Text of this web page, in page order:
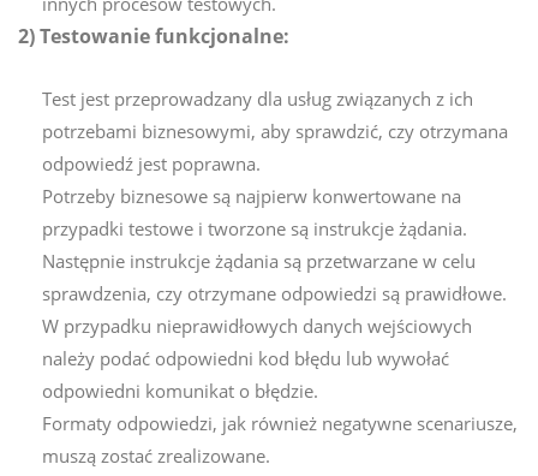
2) Testowanie funkcjonalne:
Test jest przeprowadzany dla usług związanych z ich
potrzebami biznesowymi, aby sprawdzić, czy otrzymana
odpowiedź jest poprawna.
Potrzeby biznesowe są najpierw konwertowane na
przypadki testowe i tworzone są instrukcje żądania.
Następnie instrukcje żądania są przetwarzane w celu
sprawdzenia, czy otrzymane odpowiedzi są prawidłowe.
W przypadku nieprawidłowych danych wejściowych
należy podać odpowiedni kod błędu lub wywołać
odpowiedni komunikat o błędzie.
Formaty odpowiedzi, jak również negatywne scenariusze,
muszą zostać zrealizowane.